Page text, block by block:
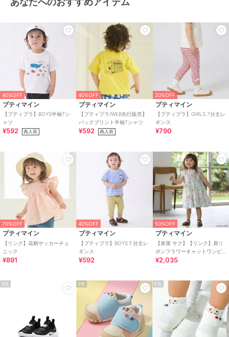
素材
グリーン/ラベンダー/アイボリー/
合成皮革、（底材の種類） ゴム底
商品のお取り扱い方法
特徴
ベビーシューズ
無地/ ロゴ/ワンポイント
ファーストシューズ
無地/ロゴ/ワンポイント
原産国 中国
40%OFF
プティマイン
【プティプラ】BOYS半袖Tシ
ャツ
¥592 再入荷
40%OFF
プティマイン
【プティプラ/WEB先行販売】
バックプリント半袖Tシャツ
¥592 再入荷
20%OFF
プティマイン
【プティプラ】GIRLS 7分丈レ
ギンス
¥790
70%OFF
プティマイン
【リンク】花柄サッカーチュ
ニック
¥891
40%OFF
プティマイン
【プティプラ】BOYS７分丈レ
ギンス
¥592
50%OFF
プティマイン
【泉屋 サク】【リンク】肩リ
ボンフラワーキャットワンピ
ース
¥2,035
PR PR PR